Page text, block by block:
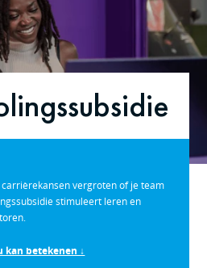
vergroten of je team
stimuleert leren en
kan betekenen ↓